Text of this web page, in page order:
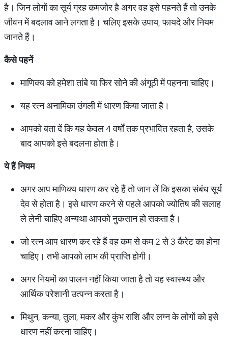
है। जिन लोगों का सूर्य ग्रह कमजोर है अगर वह इसे पहनते हैं तो उनके
जीवन में बदलाव आने लगता है। चलिए इसके उपाय, फायदे और नियम
जानते हैं।
कैसेपहनें
माणिक्य को हमेशा तांबे या फिर सोने की अंगूठी में पहनना चाहिए।
यह रत्न अनामिका उंगली में धारण किया जाता है।
आपको बता दें कि यह केवल 4 वर्षों तक प्रभावित रहता है, उसके
बाद आपको इसे बदलना होता है।
येहैंनियम
अगर आप माणिक्य धारण कर रहे हैं तो जान लें कि इसका संबंध सूर्य
देव से होता है। इसे धारण करने से पहले आपको ज्योतिष की सलाह
ले लेनी चाहिए अन्यथा आपको नुकसान हो सकता है।
जो रत्न आप धारण कर रहे हैं वह कम से कम 2 से 3 कैरेट का होना
चाहिए। तभी आपको लाभ की प्राप्ति होगी।
अगर नियमों का पालन नहीं किया जाता है तो यह स्वास्थ्य और
आर्थिक परेशानी उत्पन्न करता है।
मिथुन, कन्या, तुला, मकर और कुंभ राशि और लग्न के लोगों को इसे
धारण नहीं करना चाहिए।